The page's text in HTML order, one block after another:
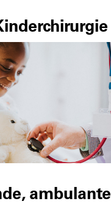
ambulante